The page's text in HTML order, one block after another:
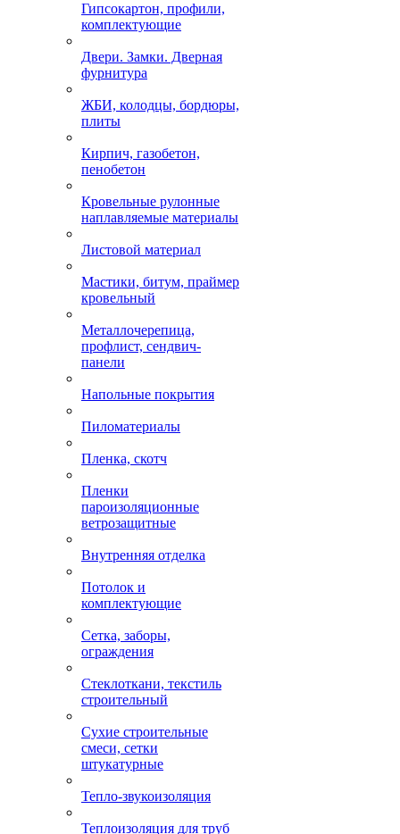
Гипсокартон, профили,
комплектующие
Двери. Замки. Дверная
фурнитура
ЖБИ, колодцы, бордюры,
плиты
Кирпич, газобетон,
пенобетон
Кровельные рулонные
наплавляемые материалы
Листовой материал
Мастики, битум, праймер
кровельный
Металлочерепица,
профлист, сендвич-
панели
Напольные покрытия
Пиломатериалы
Пленка, скотч
Пленки
пароизоляционные
ветрозащитные
Внутренняя отделка
Потолок и
комплектующие
Сетка, заборы,
ограждения
Стеклоткани, текстиль
строительный
Сухие строительные
смеси, сетки
штукатурные
Тепло-звукоизоляция
Теплоизоляция для труб